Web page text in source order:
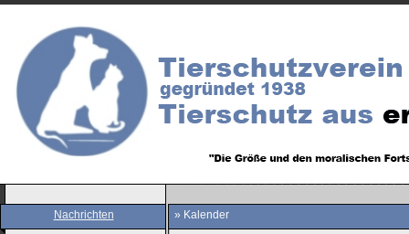
Nachrichten » Kalender